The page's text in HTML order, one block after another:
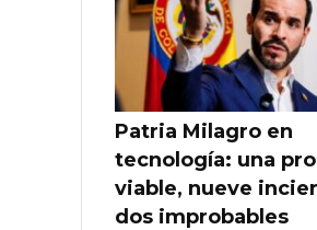
Patria Milagro en
tecnología: una
viable, nueve
dos improbables